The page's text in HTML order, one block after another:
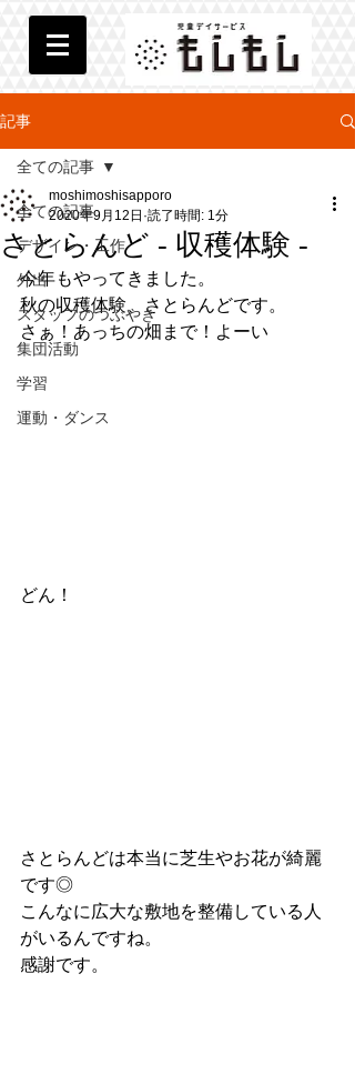
記事
全ての記事
デザイン・工作
外出
スタッフのつぶやき
集団活動
学習
運動・ダンス
全ての記事
さとらんど - 収穫体験 -
moshimoshisapporo
2020年9月12日 読了時間: 1分
今年もやってきました。
秋の収穫体験、さとらんどです。
さぁ！あっちの畑まで！よーい
どん！
さとらんどは本当に芝生やお花が綺麗
です◎
こんなに広大な敷地を整備している人
がいるんですね。
感謝です。